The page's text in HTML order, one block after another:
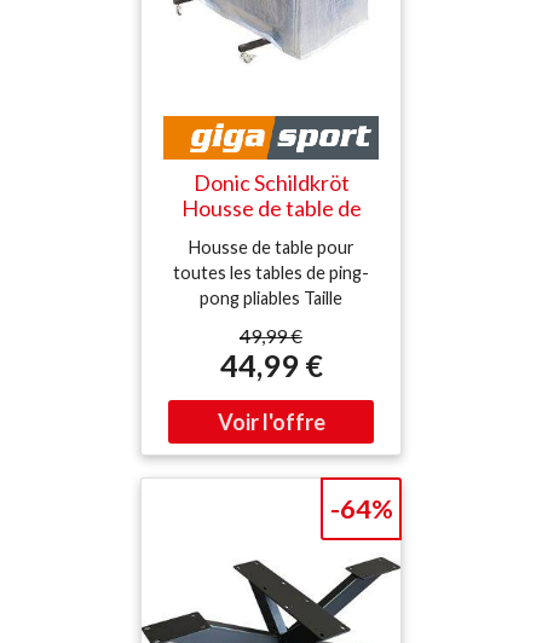
Donic Schildkröt
Housse de table de
tennis de table blanc
Housse de table pour
toutes les tables de ping-
pong pliables Taille
éclair, film tissé robuste
Matériau : polyéthylène
Dimensions : 156 cm (H) x
164 cm (P) x 57-81 cm (L)
49,99 €
44,99 €
-64%